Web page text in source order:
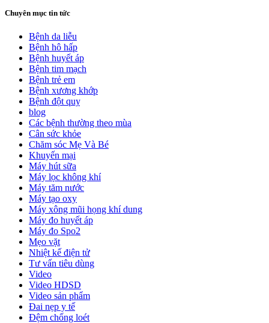
Chuyên mục tin tức
Bệnh da liễu
Bệnh hô hấp
Bệnh huyết áp
Bệnh tim mạch
Bệnh trẻ em
Bệnh xương khớp
Bệnh đột quỵ
blog
Các bệnh thường theo mùa
Cân sức khỏe
Chăm sóc Mẹ Và Bé
Khuyến mại
Máy hút sữa
Máy lọc không khí
Máy tăm nước
Máy tạo oxy
Máy xông mũi họng khí dung
Máy đo huyết áp
Máy đo Spo2
Mẹo vặt
Nhiệt kế điện tử
Tư vấn tiêu dùng
Video
Video HDSD
Video sản phẩm
Đai nẹp y tế
Đệm chống loét